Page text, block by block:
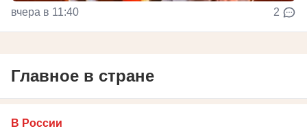
вчера в 11:40 2
Главное в стране
В России